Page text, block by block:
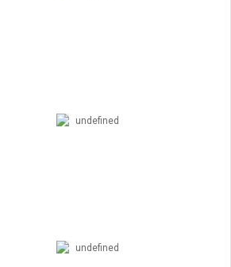
undefined
undefined